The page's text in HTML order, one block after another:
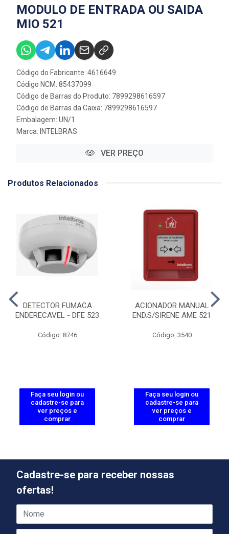
MODULO DE ENTRADA OU SAIDA
MIO 521
Código do Fabricante: 4616649
Código NCM: 85437099
Código de Barras do Produto: 7899298616597
Código de Barras da Caixa: 7899298616597
Embalagem: UN/1
Marca: INTELBRAS
VER PREÇO
Produtos Relacionados
DETECTOR FUMACA
ENDERECAVEL - DFE 523
Código: 8746
Faça seu login ou
cadastre-se para
ver preços e
comprar
ACIONADOR MANUAL
END.S/SIRENE AME 521
Código: 3540
Faça seu login ou
cadastre-se para
ver preços e
comprar
Cadastre-se para receber nossas
ofertas!